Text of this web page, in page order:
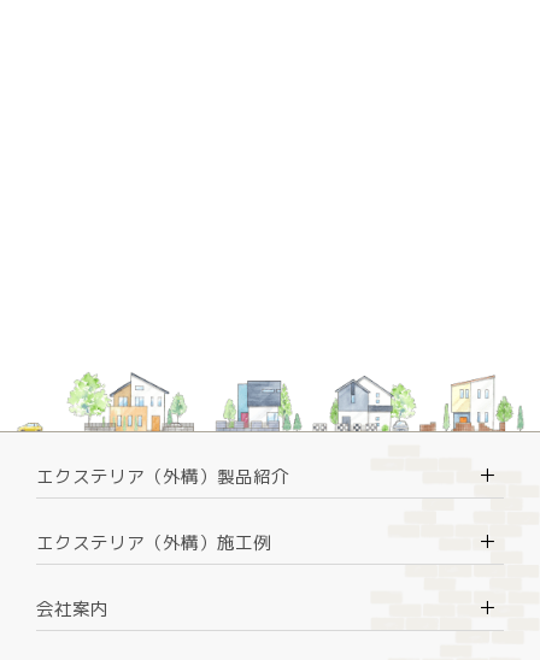
エクステリア（外構）製品紹介 ＋
エクステリア（外構）施工例 ＋
会社案内 ＋